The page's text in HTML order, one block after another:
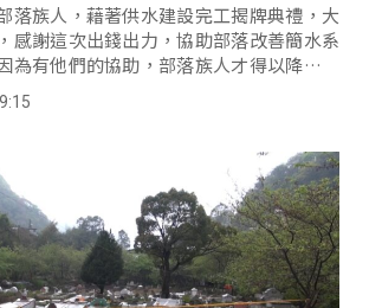
落族人，藉著供水建設完工揭牌典禮，大
感謝這次出錢出力，協助部落改善簡水系
為有他們的協助，部落族人才得以降低斷
質維護健康。